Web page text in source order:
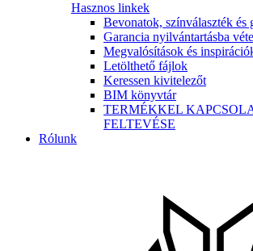
Hasznos linkek
Bevonatok, színválaszték és
Garancia nyilvántartásba
Megvalósítások és
Letölthető fájlok
Keressen kivitelezőt
BIM könyvtár
TERMÉKKEL
FELTEVÉSE
Rólunk